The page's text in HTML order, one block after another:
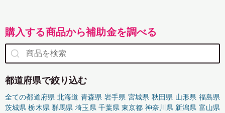
購入する商品から補助金を調べる
都道府県で絞り込む
全ての都道府県 北海道 青森県 岩手県 宮城県 秋田県 山形県 福島県
茨城県 栃木県 群馬県 埼玉県 千葉県 東京都 神奈川県 新潟県 富山県